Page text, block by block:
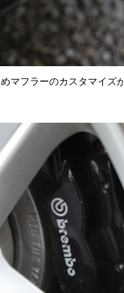
マフラーのカスタマイズ